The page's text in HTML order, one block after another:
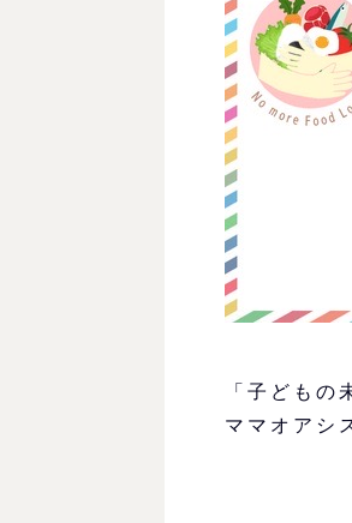
「子どもの
ママオアシ